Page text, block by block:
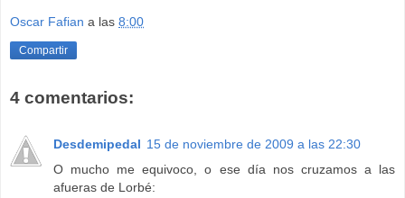
Oscar Fafian a las 8:00
Compartir
4 comentarios:
Desdemipedal 15 de noviembre de 2009 a las 22:30
O mucho me equivoco, o ese día nos cruzamos a las
afueras de Lorbé: